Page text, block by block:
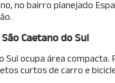
no bairro planejado
Caetano do Sul
Sul ocupa área
curtos de carro e